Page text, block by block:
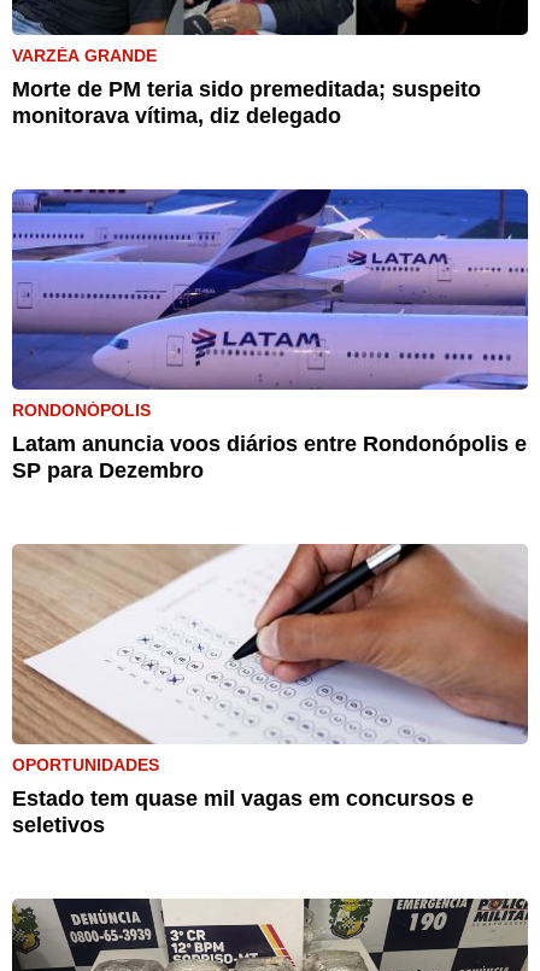
VARZÉA GRANDE
Morte de PM teria sido premeditada; suspeito
monitorava vítima, diz delegado
RONDONÓPOLIS
Latam anuncia voos diários entre Rondonópolis e
SP para Dezembro
OPORTUNIDADES
Estado tem quase mil vagas em concursos e
seletivos